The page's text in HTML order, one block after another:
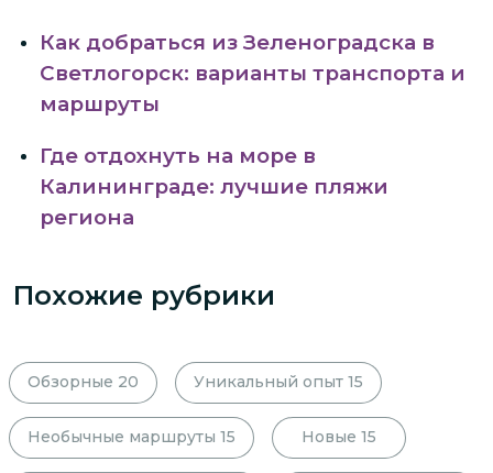
Как добраться из Зеленоградска в
Светлогорск: варианты транспорта и
маршруты
Где отдохнуть на море в
Калининграде: лучшие пляжи
региона
Похожие рубрики
Обзорные 20 Уникальный опыт 15
Необычные маршруты 15 Новые 15